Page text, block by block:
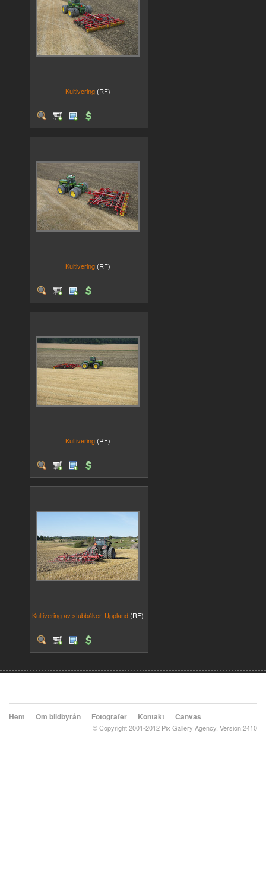
Kultivering (RF)
Kultivering (RF)
Kultivering (RF)
Kultivering av stubbåker, Uppland (RF)
Hem Om bildbyrån Fotografer Kontakt Canvas
© Copyright 2001-2012 Pix Gallery Agency. Version:2410